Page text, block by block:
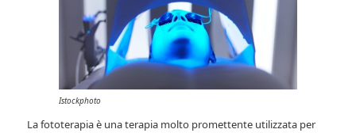
Istockphoto
La fototerapia è una terapia molto promettente utilizzata per